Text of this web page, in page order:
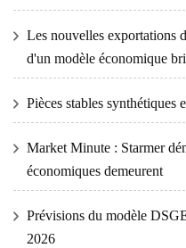
Les nouvelles exportations
d'un modèle économique
Pièces stables synthétiques
Market Minute : Starmer
économiques demeurent
Prévisions du modèle
2026